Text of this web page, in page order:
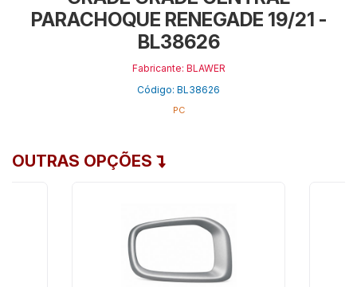
PARACHOQUE RENEGADE 19/21 -
BL38626
Fabricante: BLAWER
Código: BL38626
PC
OUTRAS OPÇÕES